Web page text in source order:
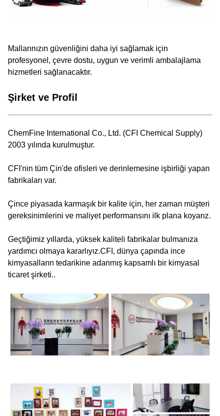
Mallarınızın güvenliğini daha iyi sağlamak için
profesyonel, çevre dostu, uygun ve verimli ambalajlama
hizmetleri sağlanacaktır.
Şirket ve Profil
ChemFine International Co., Ltd. (CFI Chemical Supply)
2003 yılında kurulmuştur.
CFI'nin tüm Çin'de ofisleri ve derinlemesine işbirliği yapan
fabrikaları var.
Çince piyasada karmaşık bir kalite için, her zaman müşteri
gereksinimlerini ve maliyet performansını ilk plana koyarız.
Geçtiğimiz yıllarda, yüksek kaliteli fabrikalar bulmanıza
yardımcı olmaya kararlıyız.CFI, dünya çapında ince
kimyasalların tedarikine adanmış kapsamlı bir kimyasal
ticaret şirketi..